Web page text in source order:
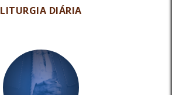
LITURGIA DIÁRIA